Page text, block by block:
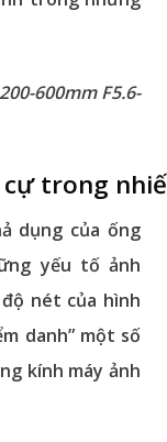
600mm F5.6-
trong
dụng của ống
yếu tố ảnh
nét của hình
danh” một số
kính máy ảnh